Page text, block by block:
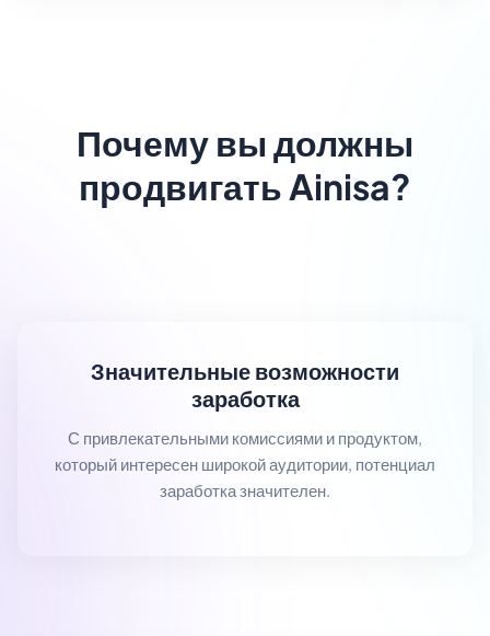
Почему вы должны
продвигать Ainisa?
Значительные возможности
заработка
С привлекательными комиссиями и продуктом,
который интересен широкой аудитории, потенциал
заработка значителен.